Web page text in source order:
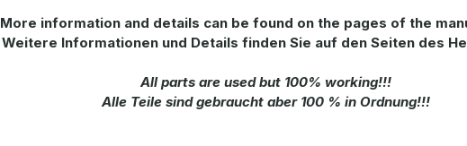
More information and details can be found on the pages of the
Weitere Informationen und Details finden Sie auf den Seiten des
All parts are used but 100% working!!!
Alle Teile sind gebraucht aber 100 % in Ordnung!!!